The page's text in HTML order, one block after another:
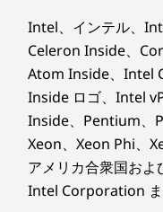
クリアで
よりスマ
り
高解像度カメ
Smart Meeting
能によって鮮明な
タッチパッド
本体寸法(幅×奥行
約
本体質量**
約 1.37kg～
使用が可能です。
Lenovo V14 Gen 6
業環境において安心
となります。
Lenovo V14 Gen 6
どのような接続ポー
Lenovo V14 Gen 6
まざまな周辺機器と
を備えています。
Intel、インテル、
Celeron Inside、
Atom Inside、Intel
Inside ロゴ、Intel
Inside、Pentium、
Xeon、Xeon Phi、
アメリカ合衆国お
Intel Corporation ま